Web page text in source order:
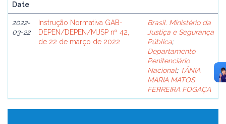
Date
2022-
03-22
Instrução Normativa GAB-
DEPEN/DEPEN/MJSP nº 42,
de 22 de março de 2022
Brasil. Ministério da
Justiça e Segurança
Pública;
Departamento
Penitenciário
Nacional; TÂNIA
MARIA MATOS
FERREIRA FOGAÇA